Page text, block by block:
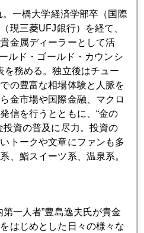
価格再び１２００ドル割れ
・金安の初期反応は続くか
への警鐘
減の実例
一橋大学経済学部卒（国際
現三菱UFJ銀行）を経て、
金属ディーラーとして活
ルド・ゴールド・カウンシ
を務める。独立後はチュー
の豊富な相場体験と人脈を
金市場や国際金融、マクロ
信を行うとともに、“金の
投資の普及に尽力。投資の
トークや文章にファンも多
、鮨スイーツ系、温泉系。
一人者”豊島逸夫氏が貴金
はじめとした日々の様々な